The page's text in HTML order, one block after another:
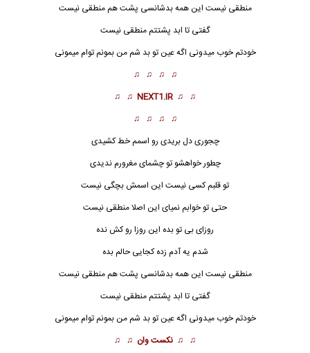
منطقی نیست این همه بدشانسی پشت هم منطقی نیست
گفتی تا ابد پشتتممنطقی نیست
خودتم خوب میدونی اگه عین تو بد شم من بمونم توام میمونی
♫ ♫ ♫ ♫
♫ ♫
NEXT1.IR
♫ ♫
♫ ♫ ♫ ♫
چجوری دل بریدی رو اسمم خط کشیدی
چطور خواهشو تو چشمای مغرورم ندیدی
تو قلبم کسی نیست این اسمش بچگی نیست
حتی تو خوابم نمیای این اصلا منطقی نیست
روزای بی تو بده این روزا رو کش نده
شدم یه آدم زده کجایی حالم بده
منطقی نیست این همه بدشانسی پشت هم منطقی نیست
گفتی تا ابد پشتتممنطقی نیست
خودتم خوب میدونی اگه عین تو بد شم من بمونم توام میمونی
♫ ♫ نکست وان ♫ ♫